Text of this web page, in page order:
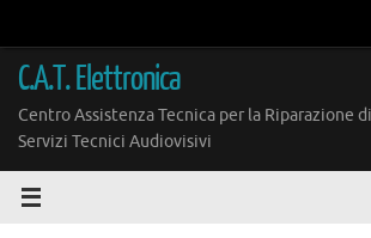
contenuto
C.A.T. Elettronica
Centro Assistenza Tecnica per la Riparazione
Servizi Tecnici Audiovisivi